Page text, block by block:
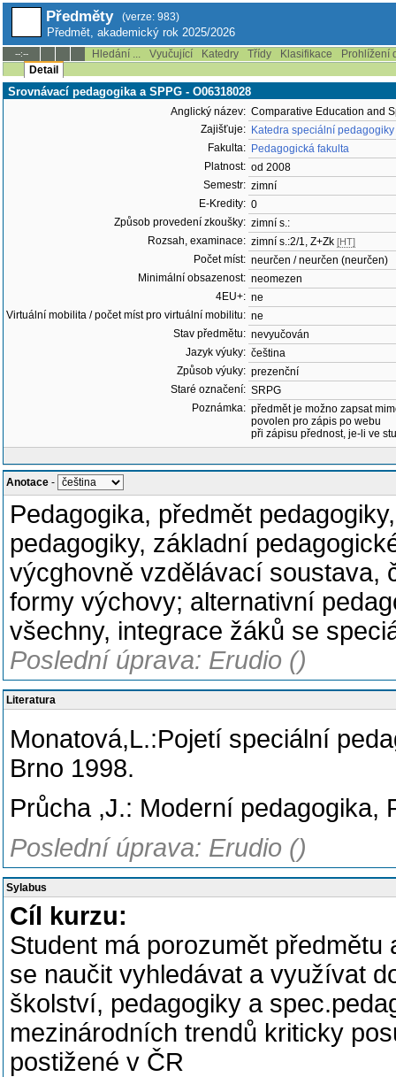
Předměty (verze: 983)
Předmět, akademický rok 2025/2026
--:-- Hledání ... Vyučující Katedry Třídy Klasifikace
Prohlížení
Detail
Srovnávací pedagogika a SPPG - O06318028
Anglický název: Comparative Education and
Zajišťuje: Katedra speciální
Fakulta: Pedagogická fakulta
Platnost: od 2008
Semestr: zimní
E-Kredity: 0
Způsob provedení zkoušky: zimní s.:
Rozsah, examinace: zimní s.:2/1, Z+Zk [HT]
Počet míst: neurčen / neurčen (neurčen)
Minimální obsazenost: neomezen
4EU+: ne
Virtuální mobilita / počet míst pro virtuální mobilitu: ne
Stav předmětu: nevyučován
Jazyk výuky: čeština
Způsob výuky: prezenční
Staré označení: SRPG
Poznámka: předmět je možno zapsat
povolen pro zápis po webu
při zápisu přednost, je-li ve
Anotace -
Pedagogika, předmět
pedagogiky, základní
výcghovně vzdělávací soustava,
formy výchovy; alternativní
všechny, integrace žáků se
Poslední úprava: Erudio ()
Literatura
Monatová,L.:Pojetí speciální
Brno 1998.
Průcha ,J.: Moderní pedagogika,
Poslední úprava: Erudio ()
Sylabus
Cíl kurzu:
Student má porozumět
se naučit vyhledávat a využívat
školství, pedagogiky a
mezinárodních trendů kriticky
postižené v ČR